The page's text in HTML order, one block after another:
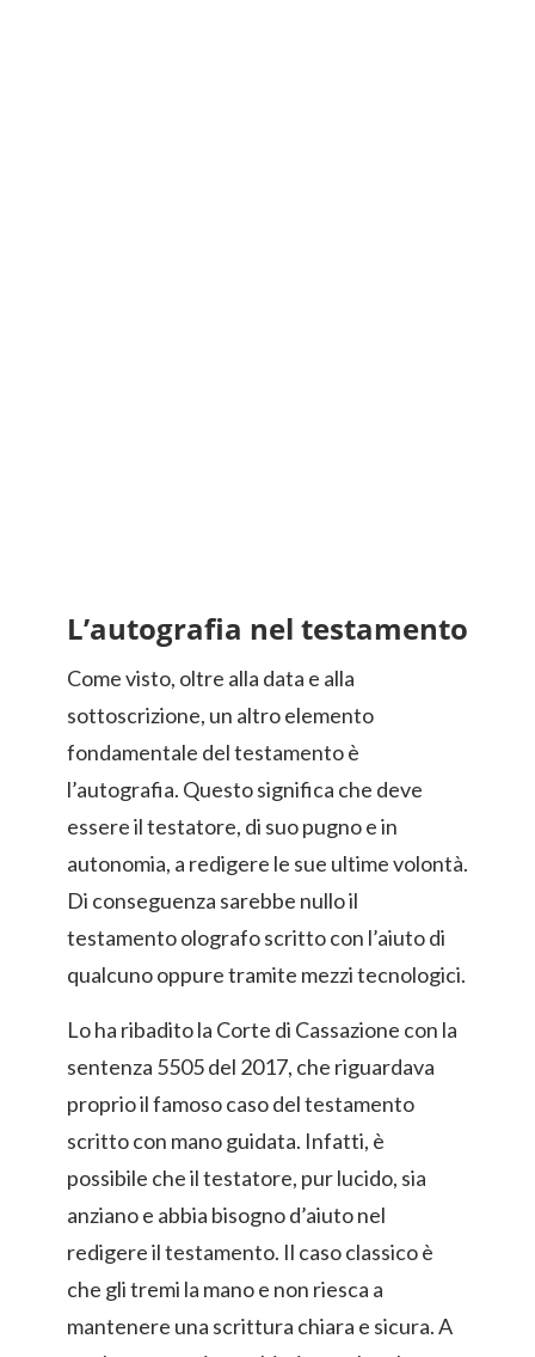
L’autografia nel testamento
Come visto, oltre alla data e alla
sottoscrizione, un altro elemento
fondamentale del testamento è
l’autografia. Questo significa che deve
essere il testatore, di suo pugno e in
autonomia, a redigere le sue ultime volontà.
Di conseguenza sarebbe nullo il
testamento olografo scritto con l’aiuto di
qualcuno oppure tramite mezzi tecnologici.
Lo ha ribadito la Corte di Cassazione con la
sentenza 5505 del 2017, che riguardava
proprio il famoso caso del testamento
scritto con mano guidata. Infatti, è
possibile che il testatore, pur lucido, sia
anziano e abbia bisogno d’aiuto nel
redigere il testamento. Il caso classico è
che gli tremi la mano e non riesca a
mantenere una scrittura chiara e sicura. A